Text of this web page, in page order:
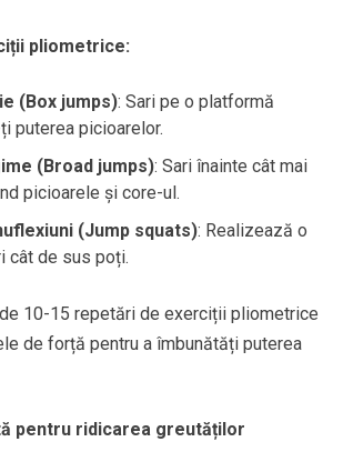
pliometrice:
(Box jumps): Sari pe o platformă
puterea picioarelor.
(Broad jumps): Sari înainte cât mai
picioarele și core-ul.
(Jump squats): Realizează o
cât de sus poți.
10-15 repetări de exerciții pliometrice
de forță pentru a îmbunătăți puterea
pentru ridicarea greutăților